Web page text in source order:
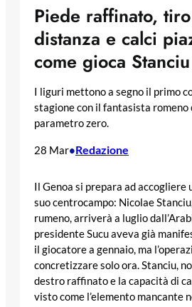
Piede raffinato,
distanza e calci
come gioca Stanciu
I liguri mettono a segno il primo
stagione con il fantasista romeno
parametro zero.
28 Mar•Redazione
Il Genoa si prepara ad accogliere
suo centrocampo: Nicolae
rumeno, arriverà a luglio
presidente Sucu aveva già
il giocatore a gennaio, ma
concretizzare solo ora. Stanciu,
destro raffinato e la capacità di
visto come l’elemento mancante